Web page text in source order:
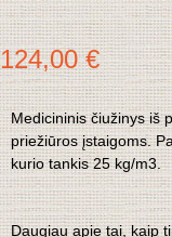
124,00 €
Medicininis čiužinys iš
priežiūros įstaigoms.
kurio tankis 25 kg/m3.
Daugiau apie tai, kaip